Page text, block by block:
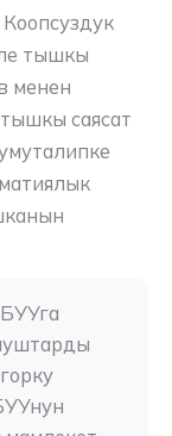
тышкы
менен
саясат